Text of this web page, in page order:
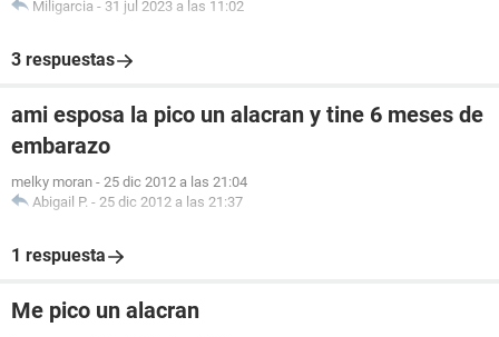
Miligarcia - 31 jul 2023 a las 11:02
3 respuestas
ami esposa la pico un alacran y tine 6 meses de
embarazo
melky moran - 25 dic 2012 a las 21:04
Abigail P. - 25 dic 2012 a las 21:37
1 respuesta
Me pico un alacran